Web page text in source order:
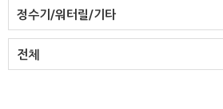
정수기/워터릴/기타
전체